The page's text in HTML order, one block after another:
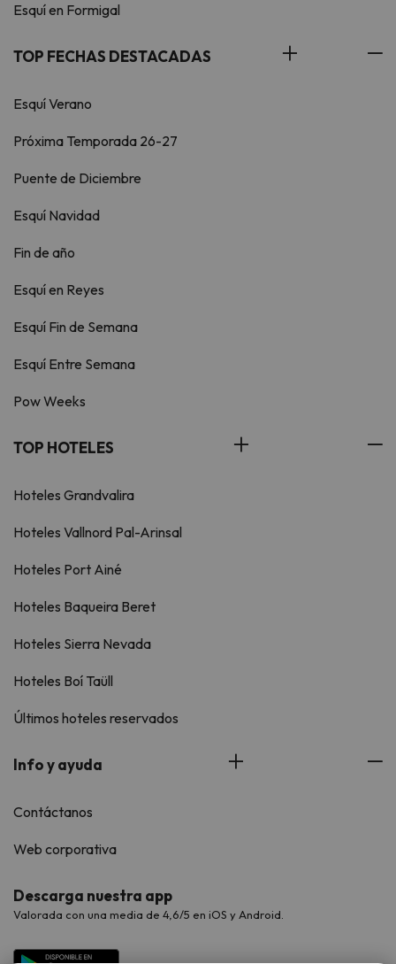
Esquí en Formigal
TOP FECHAS DESTACADAS
Esquí Verano
Próxima Temporada 26-27
Puente de Diciembre
Esquí Navidad
Fin de año
Esquí en Reyes
Esquí Fin de Semana
Esquí Entre Semana
Pow Weeks
TOP HOTELES
Hoteles Grandvalira
Hoteles Vallnord Pal-Arinsal
Hoteles Port Ainé
Hoteles Baqueira Beret
Hoteles Sierra Nevada
Hoteles Boí Taüll
Últimos hoteles reservados
Info y ayuda
Contáctanos
Web corporativa
Descarga nuestra app
Valorada con una media de 4,6/5 en iOS y Android.